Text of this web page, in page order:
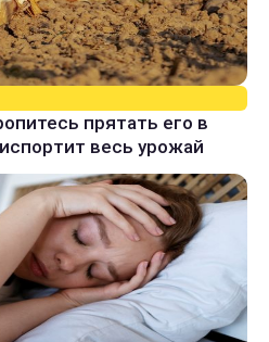
прятать его в
весь урожай